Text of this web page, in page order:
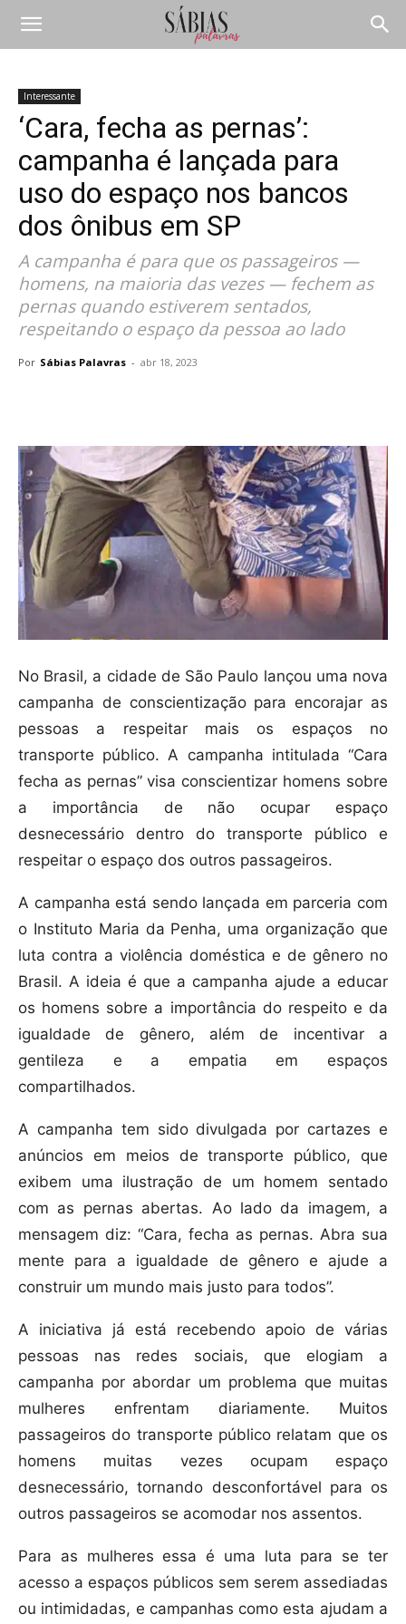
Interessante
‘Cara, fecha as pernas’:
campanha é lançada para
uso do espaço nos bancos
dos ônibus em SP
A campanha é para que os passageiros —
homens, na maioria das vezes — fechem as
pernas quando estiverem sentados,
respeitando o espaço da pessoa ao lado
Por Sábias Palavras - abr 18, 2023
No Brasil, a cidade de São Paulo lançou uma nova
campanha de conscientização para encorajar as
pessoas a respeitar mais os espaços no
transporte público. A campanha intitulada “Cara
fecha as pernas” visa conscientizar homens sobre
a importância de não ocupar espaço
desnecessário dentro do transporte público e
respeitar o espaço dos outros passageiros.
A campanha está sendo lançada em parceria com
o Instituto Maria da Penha, uma organização que
luta contra a violência doméstica e de gênero no
Brasil. A ideia é que a campanha ajude a educar
os homens sobre a importância do respeito e da
igualdade de gênero, além de incentivar a
gentileza e a empatia em espaços
compartilhados.
A campanha tem sido divulgada por cartazes e
anúncios em meios de transporte público, que
exibem uma ilustração de um homem sentado
com as pernas abertas. Ao lado da imagem, a
mensagem diz: “Cara, fecha as pernas. Abra sua
mente para a igualdade de gênero e ajude a
construir um mundo mais justo para todos”.
A iniciativa já está recebendo apoio de várias
pessoas nas redes sociais, que elogiam a
campanha por abordar um problema que muitas
mulheres enfrentam diariamente. Muitos
passageiros do transporte público relatam que os
homens muitas vezes ocupam espaço
desnecessário, tornando desconfortável para os
outros passageiros se acomodar nos assentos.
Para as mulheres essa é uma luta para se ter
acesso a espaços públicos sem serem assediadas
ou intimidadas, e campanhas como esta ajudam a